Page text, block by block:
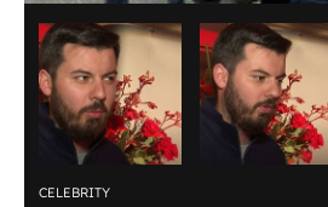
CELEBRITY